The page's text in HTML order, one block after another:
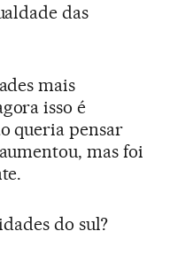
das
mais
isso é
queria pensar
mas foi
do sul?